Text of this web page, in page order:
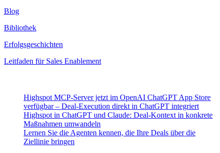
Blog
Bibliothek
Erfolgsgeschichten
Leitfaden für Sales Enablement
Highspot MCP-Server jetzt im OpenAI ChatGPT App Store
verfügbar – Deal-Execution direkt in ChatGPT integriert
Highspot in ChatGPT und Claude: Deal-Kontext in konkrete
Maßnahmen umwandeln
Lernen Sie die Agenten kennen, die Ihre Deals über die
Ziellinie bringen